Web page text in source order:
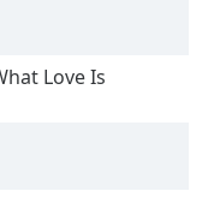
Love Is